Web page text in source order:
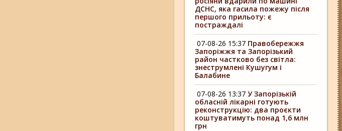
ДСНС, яка гасила пожежу після
першого прильоту: є
постраждалі
07-08-26 15:37 Правобережжя
Запоріжжя та Запорізький
район частково без світла:
знеструмлені Кушугум і
Балабине
07-08-26 13:37 У Запорізькій
обласній лікарні готують
реконструкцію: два проєкти
коштуватимуть понад 1,6 млн
грн